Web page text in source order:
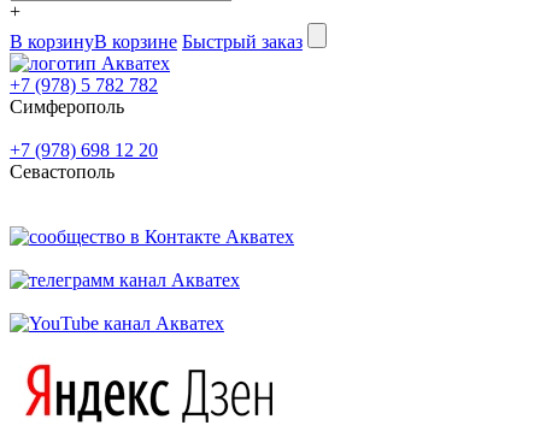
+
В корзинуВ корзине Быстрый заказ
+7 (978) 5 782 782
Симферополь
+7 (978) 698 12 20
Севастополь